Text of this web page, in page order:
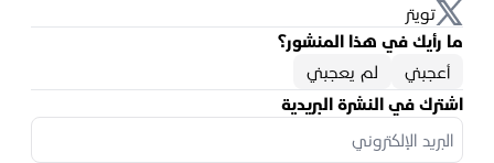
تويتر
ما رأيك في هذا المنشور؟
أعجبني
لم يعجبني
اشترك في النشرة البريدية